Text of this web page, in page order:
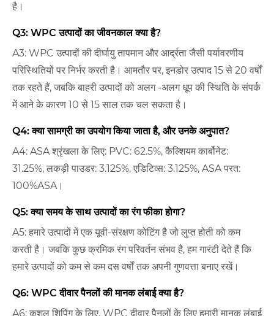
है।
Q3: WPC उत्पादों का जीवनकाल क्या है?
A3: WPC उत्पादों की दीर्घायु तापमान और आर्द्रता जैसी पर्यावरणीय
परिस्थितियों पर निर्भर करती है। आमतौर पर, इनडोर उत्पाद 15 से 20 वर्षों
तक रहते हैं, जबकि बाहरी उत्पादों को अलग -अलग धूप की स्थिति के संपर्क
में आने के कारण 10 से 15 साल तक चल सकता है।
Q4: क्या सामग्री का उपयोग किया जाता है, और उनके अनुपात?
A4: ASA श्रृंखला के लिए: PVC: 62.5%, कैल्शियम कार्बोनेट:
31.25%, लकड़ी पाउडर: 3.125%, एडिटिव्स: 3.125%, ASA परत:
100%ASA।
Q5: क्या समय के साथ उत्पादों का रंग फीका होगा?
A5: हमारे उत्पादों में एक यूवी-संरक्षण कोटिंग है जो लुप्त होती को कम
करती है। जबकि कुछ क्रमिक रंग परिवर्तन संभव है, हम गारंटी देते हैं कि
हमारे उत्पादों को कम से कम दस वर्षों तक अपनी गुणवत्ता बनाए रखें।
Q6: WPC दीवार पैनलों की मानक लंबाई क्या है?
A6: कुशल शिपिंग के लिए, WPC दीवार पैनलों के लिए हमारी मानक लंबाई